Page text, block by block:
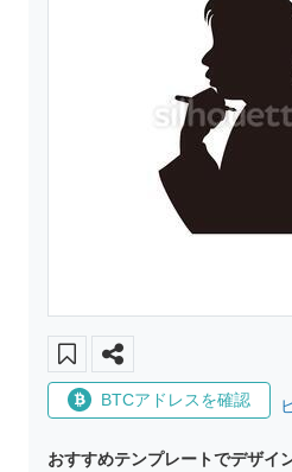
BTCアドレスを確認
おすすめテンプレートでデザイ